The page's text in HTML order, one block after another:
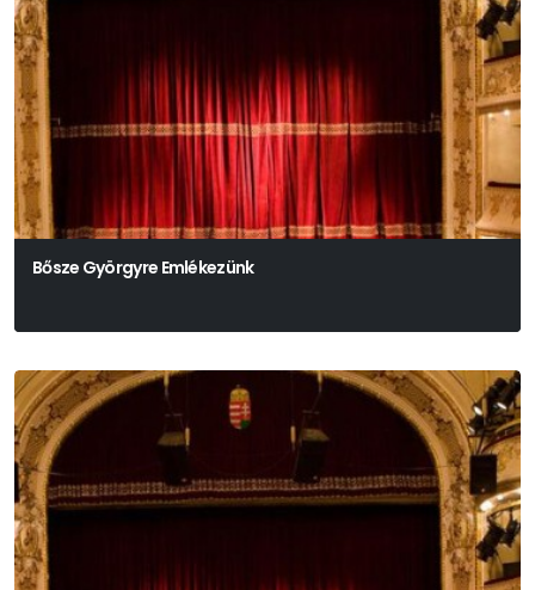
Bősze Györgyre Emlékezünk